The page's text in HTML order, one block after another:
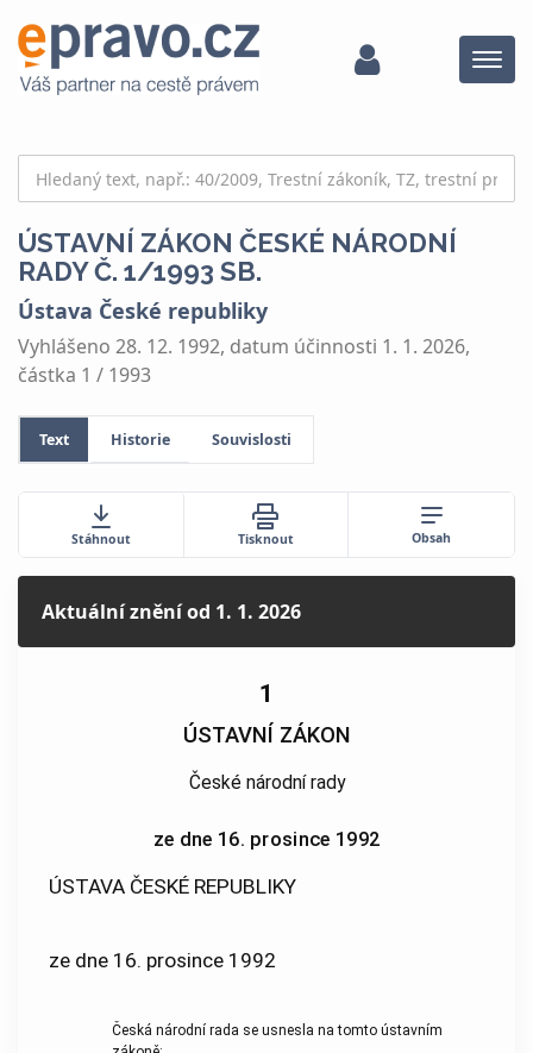
Menu
ÚSTAVNÍ ZÁKON ČESKÉ NÁRODNÍ
RADY Č. 1/1993 SB.
Ústava České republiky
Vyhlášeno 28. 12. 1992, datum účinnosti 1. 1. 2026,
částka 1 / 1993
Text Historie Souvislosti
Stáhnout Tisknout Obsah
Aktuální zněníod 1. 1. 2026
1
ÚSTAVNÍ ZÁKON
České národní rady
ze dne 16. prosince 1992
ÚSTAVA ČESKÉ REPUBLIKY
ze dne 16. prosince 1992
Česká národní rada se usnesla na tomto ústavním